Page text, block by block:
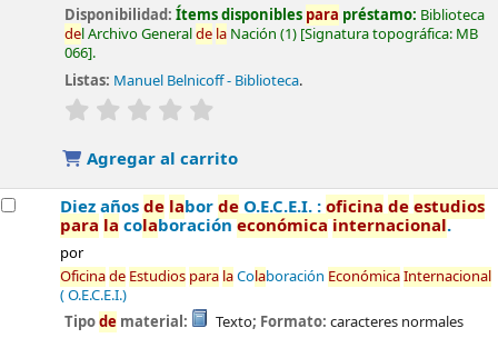
Disponibilidad:Ítems disponibles para préstamo: Biblioteca
del Archivo Generalde la Nación (1) Signatura topográfica: MB
066 .
Listas: Manuel Belnicoff - Biblioteca.
valoración
Agregar al carrito
Diez añosde laborde O.E.C.E.I. :oficina deestudios
para la colaboracióneconómica internacional.
por
Oficinade Estudios para laColaboración EconómicaInternacional
( O.E.C.E.I.)
Tipode material: Texto; Formato: caracteres normales